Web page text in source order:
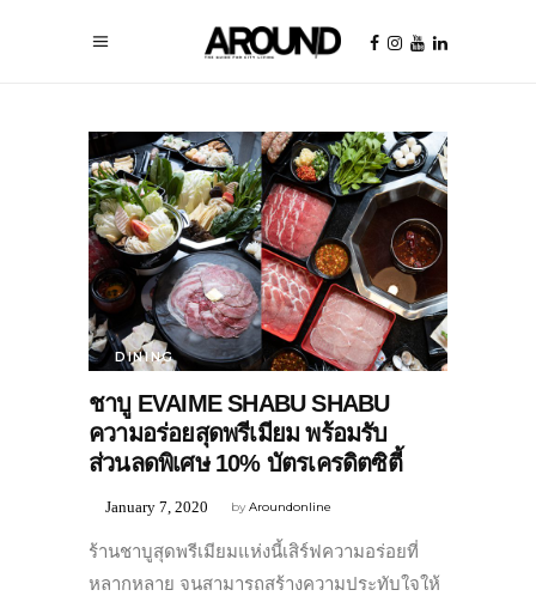
DINING
ชาบู EVAIME SHABU SHABU
ความอร่อยสุดพรีเมียม พร้อมรับ
ส่วนลดพิเศษ 10% บัตรเครดิตซิตี้
byAroundonline
January 7, 2020
ร้านชาบูสุดพรีเมียมแห่งนี้เสิร์ฟความอร่อยที่
หลากหลาย จนสามารถสร้างความประทับใจให้